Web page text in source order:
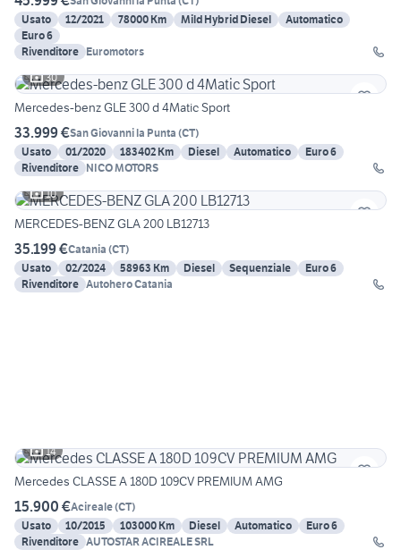
Usato
12/2021 78000 Km Mild Hybrid Diesel
Automatico
Euro 6
Rivenditore Euromotors
30
Mercedes-benz GLE 300 d 4Matic Sport
33.999 €San Giovanni la Punta (CT)
Usato
01/2020 183402 Km Diesel Automatico
Euro 6
Rivenditore NICO MOTORS
10
MERCEDES-BENZ GLA 200 LB12713
35.199 €Catania (CT)
Usato
02/2024 58963 Km Diesel Sequenziale
Euro 6
Rivenditore Autohero Catania
14
Mercedes CLASSE A 180D 109CV PREMIUM AMG
15.900 €Acireale(CT)
Usato
10/2015 103000 Km Diesel Automatico
Euro 6
Rivenditore AUTOSTAR ACIREALE SRL